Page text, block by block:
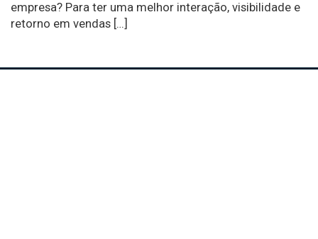
empresa? Para ter uma melhor interação, visibilidade e
retorno em vendas […]